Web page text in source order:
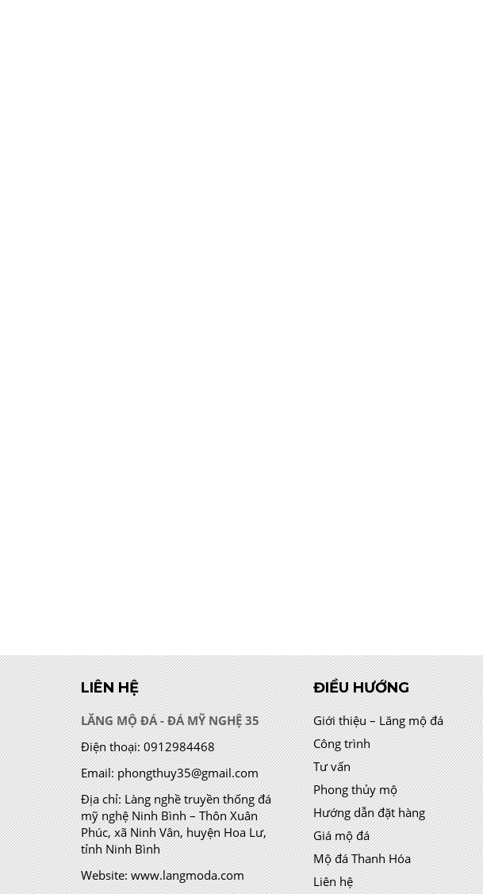
LIÊN HỆ
LĂNG MỘ ĐÁ - ĐÁ MỸ NGHỆ 35
Điện thoại: 0912984468
Email: phongthuy35@gmail.com
Địa chỉ:Làng nghề truyền thống đá
mỹ nghệ Ninh Bình – Thôn Xuân
Phúc, xã Ninh Vân, huyện Hoa Lư,
tỉnh Ninh Bình
Website: www.langmoda.com
ĐIỀU HƯỚNG
Giới thiệu – Lăng mộ đá
Công trình
Tư vấn
Phong thủy mộ
Hướng dẫn đặt hàng
Giá mộ đá
Mộ đá Thanh Hóa
Liên hệ